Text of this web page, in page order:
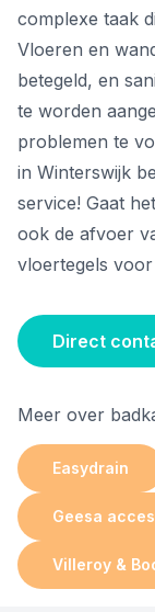
complexe taak
Vloeren en
betegeld, en
te worden
problemen te
in Winterswijk
service! Gaat
ook de afvoer
vloertegels
Direct
Meer over
Easydrain
Geesa
Villeroy &